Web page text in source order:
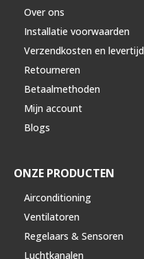
Over ons
Installatie voorwaarden
Verzendkosten en levertijd
Retourneren
Betaalmethoden
Mijn account
Blogs
ONZE PRODUCTEN
Airconditioning
Ventilatoren
Regelaars & Sensoren
Luchtkanalen